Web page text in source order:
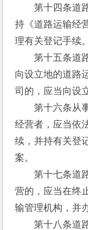
第十四条道路
持《道路运输经
理有关登记手续。
第十五条道路
向设立地的道路
司的，应当向设
第十六条从事
经营者，应当依
续，并持有关登
案。
第十七条道路
营的，应当在终
输管理机构，并
第十八条道路